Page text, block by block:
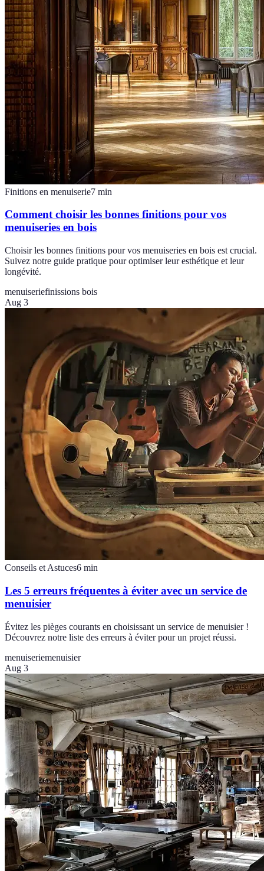
Finitions en menuiserie7 min
Comment choisir les bonnes finitions pour vos
menuiseries en bois
Choisir les bonnes finitions pour vos menuiseries en bois est crucial.
Suivez notre guide pratique pour optimiser leur esthétique et leur
longévité.
menuiseriefinissions bois
Aug 3
Conseils et Astuces6 min
Les 5 erreurs fréquentes à éviter avec un service de
menuisier
Évitez les pièges courants en choisissant un service de menuisier !
Découvrez notre liste des erreurs à éviter pour un projet réussi.
menuiseriemenuisier
Aug 3